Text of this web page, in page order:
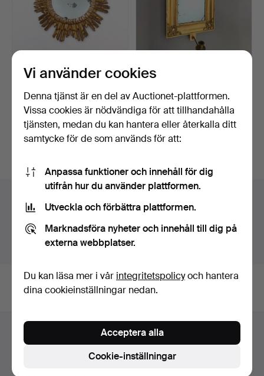
SOLSPEGEL, 18-1900-tal,
träskuren, delvis …
Klubbades 28 jun 2026
5 bud
69 USD
SPEGELLAMPETT, 1800-
tal, bronserad delvis …
Klubbades 24 apr 2026
1 bud
32 USD
Du söker i vårt arkiv över avslutade auktioner.
Visa pågående auktioner istället.
Sidfotsnavigation
Vi använder cookies
Denna tjänst är en del av Auctionet-plattformen.
Vissa cookies är nödvändiga för att tillhandahålla
tjänsten, medan du kan hantera eller återkalla ditt
samtycke för de som används för att:
Anpassa funktioner och innehåll för dig
utifrån hur du använder plattformen.
Utveckla och förbättra plattformen.
Marknadsföra nyheter och innehåll till dig på
externa webbplatser.
Du kan läsa mer i vår integritetspolicyoch hantera
dina cookieinställningar nedan.
Cookie-inställningar
Acceptera alla